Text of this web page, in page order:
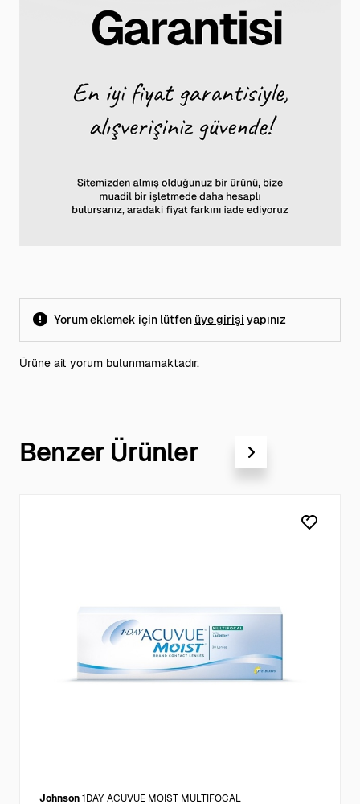
Yorum eklemek için lütfen üye girişi yapınız
Ürüne ait yorum bulunmamaktadır.
Benzer Ürünler
Johnson 1DAY ACUVUE MOIST MULTIFOCAL